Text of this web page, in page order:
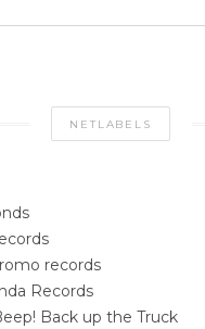
NETLABELS
records
Records
Back up the Truck